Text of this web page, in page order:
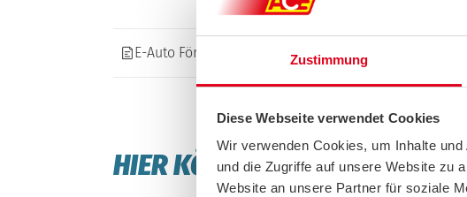
Zustimmung
Diese Webseite verwendet Cookies
Wir verwenden Cookies, um Inhalte
und die Zugriffe auf unsere Website zu
Website an unsere Partner für soziale
E-Auto Förderung - Schritt für Schritt
HIER KÖNNEN SIE